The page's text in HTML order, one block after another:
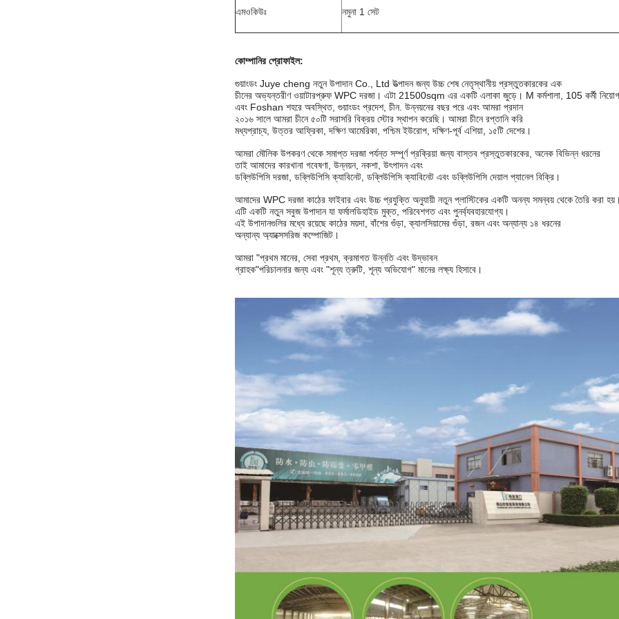
এমওকিউঃ নমুনা 1 সেট
কোম্পানির প্রোফাইল:
গুয়াংডং Juye cheng নতুন উপাদান Co., Ltd উত্পাদন জন্য উচ্চ শেষ নেতৃস্থানীয় প্রস্তুতকারকের এক
চীনের অভ্যন্তরীণ ওয়াটারপ্রুফ WPC দরজা। এটা 21500sqm এর একটি এলাকা জুড়ে। M কর্মশালা, 105 কর্মী
এবং Foshan শহরে অবস্থিত, গুয়াংডং প্রদেশ, চীন. উন্নয়নের বছর পরে এবং আমরা প্রদান
২০১৬ সালে আমরা চীনে ৫০টি সরাসরি বিক্রয় স্টোর স্থাপন করেছি। আমরা চীনে রপ্তানি করি
মধ্যপ্রাচ্য, উত্তর আফ্রিকা, দক্ষিণ আমেরিকা, পশ্চিম ইউরোপ, দক্ষিণ-পূর্ব এশিয়া, ১৫টি দেশের।
আমরা মৌলিক উপকরণ থেকে সমাপ্ত দরজা পর্যন্ত সম্পূর্ণ প্রক্রিয়া জন্য বাস্তব প্রস্তুতকারকের, অনেক বিভিন্ন ধরনের
তাই আমাদের কারখানা গবেষণা, উন্নয়ন, নকশা, উৎপাদন এবং
ডব্লিউপিসি দরজা, ডব্লিউপিসি ক্যাবিনেট, ডব্লিউপিসি ক্যাবিনেট এবং ডব্লিউপিসি দেয়াল প্যানেল বিক্রি।
আমাদের WPC দরজা কাঠের ফাইবার এবং উচ্চ প্রযুক্তি অনুযায়ী নতুন প্লাস্টিকের একটি অনন্য সমন্বয় থেকে তৈরি করা
এটি একটি নতুন সবুজ উপাদান যা ফর্মালডিহাইড মুক্ত, পরিবেশগত এবং পুনর্ব্যবহারযোগ্য।
এই উপাদানগুলির মধ্যে রয়েছে কাঠের ময়দা, বাঁশের গুঁড়া, ক্যালসিয়ামের গুঁড়া, রজন এবং অন্যান্য ১৪ ধরনের
অন্যান্য অ্যাক্সেসরিজ কম্পোজিট।
আমরা "প্রথম মানের, সেবা প্রথম, ক্রমাগত উন্নতি এবং উদ্ভাবন
গ্রাহক"পরিচালনার জন্য এবং "শূন্য ত্রুটি, শূন্য অভিযোগ" মানের লক্ষ্য হিসাবে।